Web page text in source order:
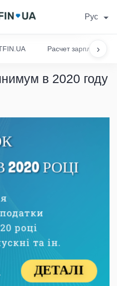
Рус
›
Расчет зарплаты
в 2020 году